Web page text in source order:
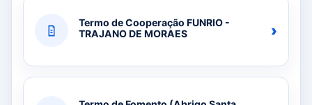
Termo de Cooperação FUNRIO -
TRAJANO DE MORAES
›